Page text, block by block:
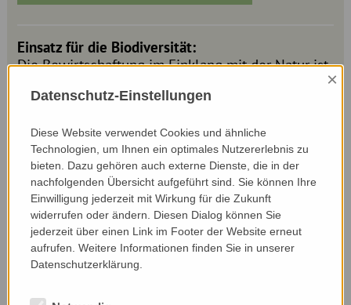
Einsatz für die Biodiversität:
Die Bewirtschaftung im Einklang mit der Natur ist
über 2.000 m in einem Natura 2000-Gebiet
mäht nur alle zwei Jahre mit Sense und
Balkenmäher. Diese extensive Bewirtschaftung
zahlt sich aus, 156 Pflanzenarten sind auf den
Flächen schon nachgewiesen worden. Auf den
Wiesen in den Tallagen verwendet Markus Hilber
keinen Kunstdünger, bewirtschaftet die WF-
Flächen einschürig und legt Blühflächen und -
streifen an, um die Biodiversität zu fördern. Er
frühe Mahd auf seinen Flächen durch. Gemäht
Datenschutz-Einstellungen
×
Diese Website verwendet Cookies und ähnliche
Technologien, um Ihnen ein optimales Nutzererlebnis zu
bieten. Dazu gehören auch externe Dienste, die in der
nachfolgenden Übersicht aufgeführt sind. Sie können Ihre
Einwilligung jederzeit mit Wirkung für die Zukunft
widerrufen oder ändern. Diesen Dialog können Sie
jederzeit über einen Link im Footer der Website erneut
aufrufen. Weitere Informationen finden Sie in unserer
Datenschutzerklärung.